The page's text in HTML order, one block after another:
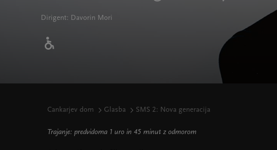
Dirigent: Davorin Mori
Cankarjev dom Glasba SMS 2: Nova generacija
Trajanje: predvidoma 1 uro in 45 minut z odmorom